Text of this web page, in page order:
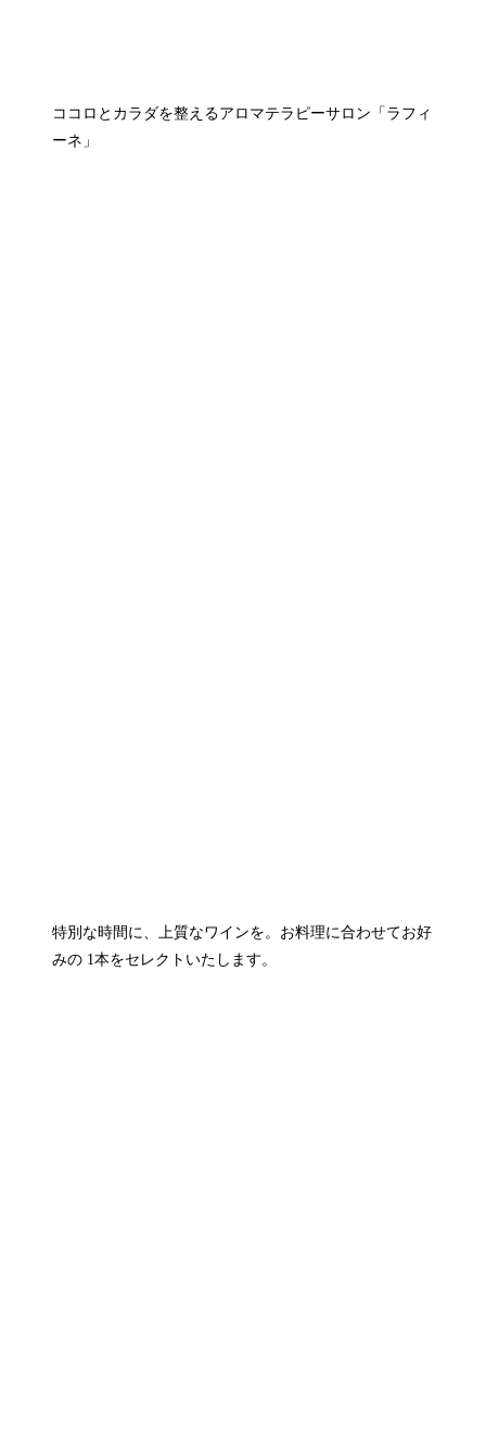
ココロとカラダを整えるアロマテラピーサロン「ラフィ
ーネ」
特別な時間に、上質なワインを。お料理に合わせてお好
みの 1本をセレクトいたします。